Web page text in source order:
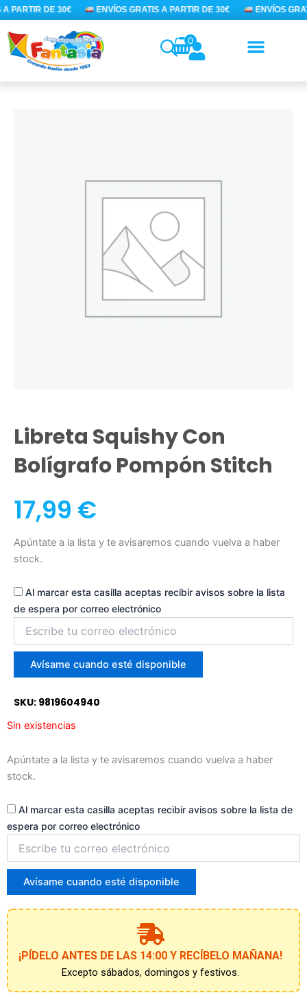
Ir
al
contenido
PARTIR DE 30€ ENVÍOS GRATIS A PARTIR DE 30€ ENVÍOS
0
Libreta Squishy Con
Bolígrafo Pompón Stitch
17,99 €
Apúntate a la lista y te avisaremos cuando vuelva a haber
stock.
Al marcar esta casilla aceptas recibir avisos sobre la lista
de espera por correo electrónico
correo
para
unirte
la
lista
de
Avísame cuando esté disponible
SKU: 9819604940
Sin existencias
Apúntate a la lista y te avisaremos cuando vuelva a haber
stock.
Al marcar esta casilla aceptas recibir avisos sobre la lista de
espera por correo electrónico
correo
para
unirte
a
la
lista
de
espera
Avísame cuando esté disponible
¡PÍDELO ANTES DE LAS 14:00 Y RECÍBELO MAÑANA!
Excepto sábados, domingos y festivos.